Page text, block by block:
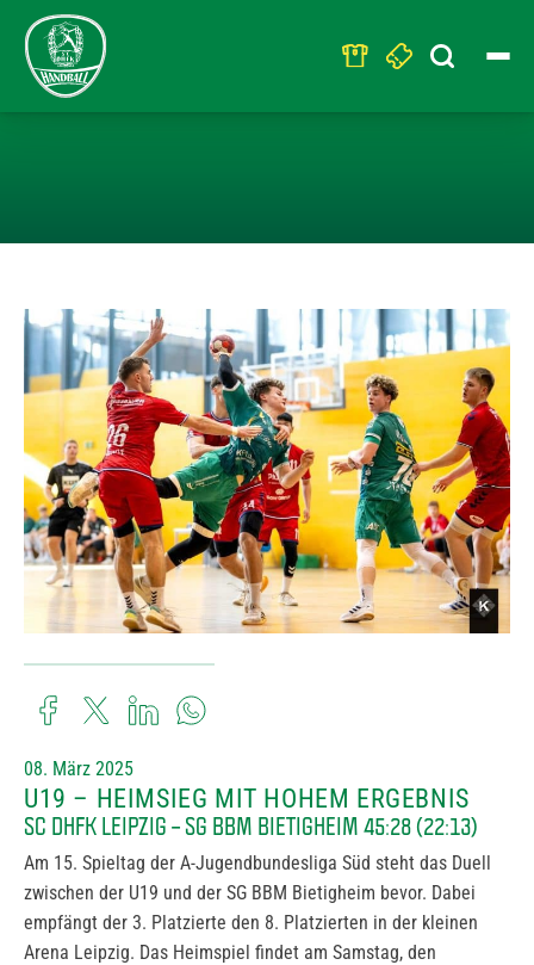
Search
for:
08. März 2025
U19 – HEIMSIEG MIT HOHEM ERGEBNIS
SC DHFK LEIPZIG – SG BBM BIETIGHEIM 45:28 (22:13)
Am 15. Spieltag der A-Jugendbundesliga Süd steht das Duell
zwischen der U19 und der SG BBM Bietigheim bevor. Dabei
empfängt der 3. Platzierte den 8. Platzierten in der kleinen
Arena Leipzig. Das Heimspiel findet am Samstag, den